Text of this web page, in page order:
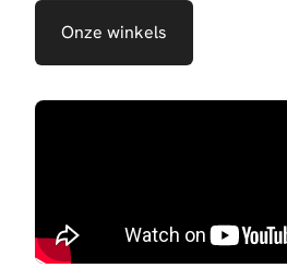
Onze winkels